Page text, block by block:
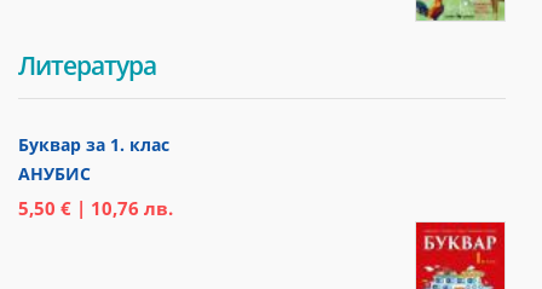
Литература
Буквар за 1. клас
АНУБИС
5,50 € | 10,76 лв.